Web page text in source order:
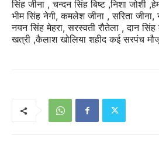
सिंह जीना , चन्दन सिंह बिष्ट ,निशा जोशी
भीम सिंह नेगी, कमलेश जीना , सरिता जीना,
नयन सिंह मेहरा, सरस्वती रौतेला , दान
खत्री ,कैलाश खोलिया शहीद कई सरपंच